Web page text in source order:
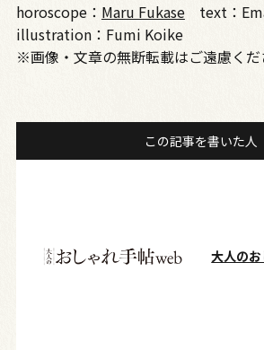
horoscope： Maru Fukasetext：
illustration：Fumi Koike
※画像・文章の無断転載はご遠慮くだ
この記事を書いた人
大人の